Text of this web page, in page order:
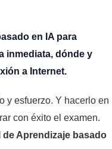
en IA para
inmediata, dónde y
a Internet.
y esfuerzo. Y hacerlo en
con éxito el examen.
Aprendizaje basado